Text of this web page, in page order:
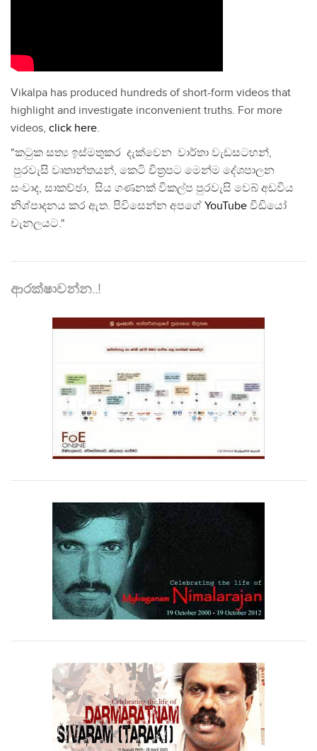
Vikalpa has produced hundreds of short-form videos that
highlight and investigate inconvenient truths. For more
videos, click here.
"කටුක සත්‍ය ඉස්මතුකර දැක්වෙන වාර්තා වැඩසටහන්,
පුරවැසි වෘතාන්තයන්, කෙටි චිත්‍රපට මෙන්ම දේශපාලන
සංවාද, සාකච්ඡා, සිය ගණනක් විකල්ප පුරවැසි වෙබ් අඩවිය
නිශ්පාදනය කර ඇත. පිවිසෙන්න අපගේ YouTube වීඩියෝ
චැනලයට."
ආරක්ෂාවන්න..!